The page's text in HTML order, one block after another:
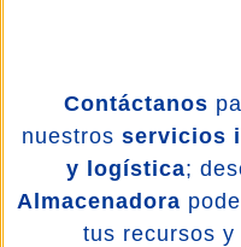
Contáctanos
nuestros servicios
y logística;
Almacenadora
tus recursos y